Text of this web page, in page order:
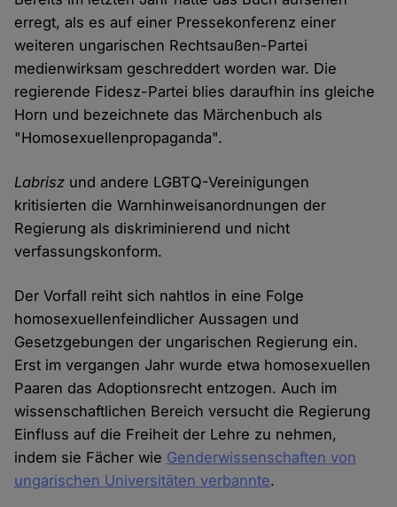
erregt, als es auf einer Pressekonferenz einer
weiteren ungarischen Rechtsaußen-Partei
medienwirksam geschreddert worden war. Die
regierende Fidesz-Partei blies daraufhin ins gleiche
Horn und bezeichnete das Märchenbuch als
"Homosexuellenpropaganda".
Labrisz und andere LGBTQ-Vereinigungen
kritisierten die Warnhinweisanordnungen der
Regierung als diskriminierend und nicht
verfassungskonform.
Der Vorfall reiht sich nahtlos in eine Folge
homosexuellenfeindlicher Aussagen und
Gesetzgebungen der ungarischen Regierung ein.
Erst im vergangen Jahr wurde etwa homosexuellen
Paaren das Adoptionsrecht entzogen. Auch im
wissenschaftlichen Bereich versucht die Regierung
Einfluss auf die Freiheit der Lehre zu nehmen,
indem sie Fächer wie Genderwissenschaften von
ungarischen Universitäten verbannte.